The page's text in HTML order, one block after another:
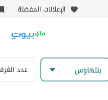
الإعلانات المفضلة
بنتهاوس